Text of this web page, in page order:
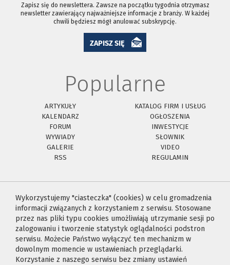
Zapisz się do newslettera. Zawsze na początku tygodnia otrzymasz
newsletter zawierający najważniejsze informacje z branży. W każdej
chwili będziesz mógł anulować subskrypcję.
ZAPISZ SIĘ
Popularne
ARTYKUŁY
KATALOG FIRM I USŁUG
KALENDARZ
OGŁOSZENIA
FORUM
INWESTYCJE
WYWIADY
SŁOWNIK
GALERIE
VIDEO
RSS
REGULAMIN
Wykorzystujemy "ciasteczka" (cookies) w celu gromadzenia
informacji związanych z korzystaniem z serwisu. Stosowane
przez nas pliki typu cookies umożliwiają utrzymanie sesji po
zalogowaniu i tworzenie statystyk oglądalności podstron
serwisu. Możecie Państwo wyłączyć ten mechanizm w
dowolnym momencie w ustawieniach przeglądarki.
Korzystanie z naszego serwisu bez zmiany ustawień